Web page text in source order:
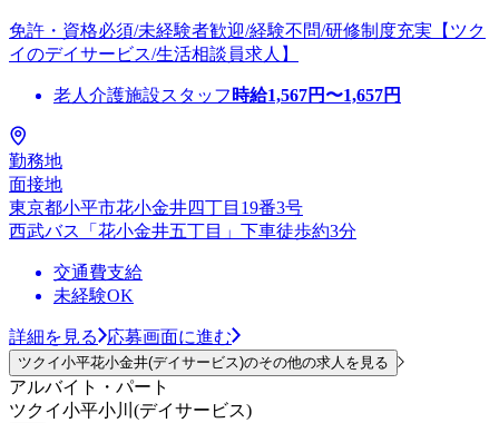
免許・資格必須/未経験者歓迎/経験不問/研修制度充実【ツク
イのデイサービス/生活相談員求人】
老人介護施設スタッフ 時給1,567円〜1,657円
勤務地
面接地
東京都小平市花小金井四丁目19番3号
西武バス「花小金井五丁目」下車徒歩約3分
交通費支給
未経験OK
詳細を見る 応募画面に進む
ツクイ小平花小金井(デイサービス)のその他の求人を見る
アルバイト・パート
ツクイ小平小川(デイサービス)